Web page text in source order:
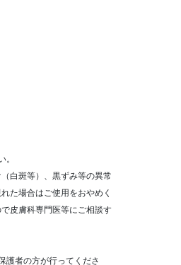
。
白斑等）、黒ずみ等の異常
た場合はご使用をおやめく
皮膚科専門医等にご相談す
護者の方が行ってくださ